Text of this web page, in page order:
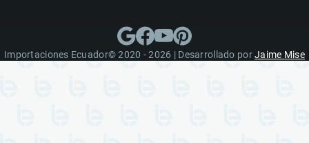
Importaciones Ecuador© 2020 - 2026 | Desarrollado porJaime Mise